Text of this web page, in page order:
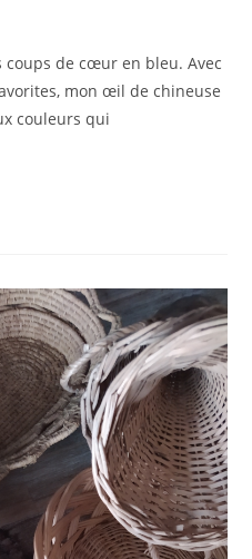
coups de cœur en bleu. Avec
mon œil de chineuse
couleurs qui